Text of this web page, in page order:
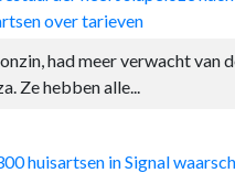
over tarieven
had meer verwacht van
Ze hebben alle...
huisartsen in Signal